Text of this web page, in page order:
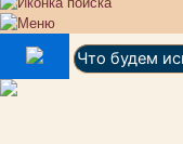
Поиск: